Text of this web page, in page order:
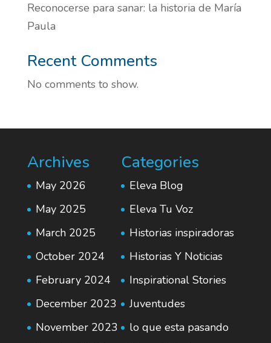
Reconocerse para sanar: la historia de María
Paula
Recent Comments
No comments to show.
Archives
May 2026
May 2025
March 2025
October 2024
February 2024
December 2023
November 2023
Categories
Eleva Blog
Eleva Tu Voz
Historias inspiradoras
Historias Y Noticias
Inspirational Stories
Juventudes
lo que esta pasando